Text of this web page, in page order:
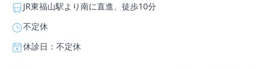
JR東福山駅より南に直進、徒歩10分
不定休
休診日：不定休